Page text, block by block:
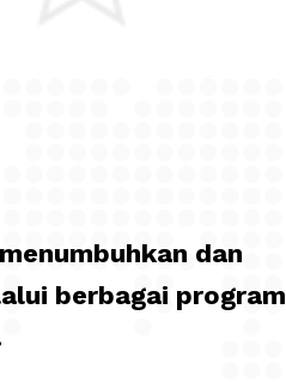
dan
berbagai program